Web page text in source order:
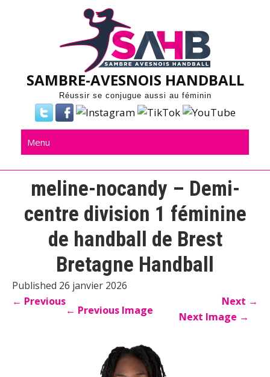
SAMBRE-AVESNOIS HANDBALL
Réussir se conjugue aussi au féminin
Menu
meline-nocandy – Demi-
centre division 1 féminine
de handball de Brest
Bretagne Handball
Published 26 janvier 2026
← Previous Next →
← Previous Image Next Image →